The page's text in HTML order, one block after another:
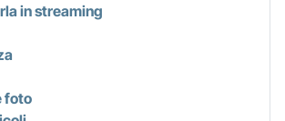
in streaming
foto